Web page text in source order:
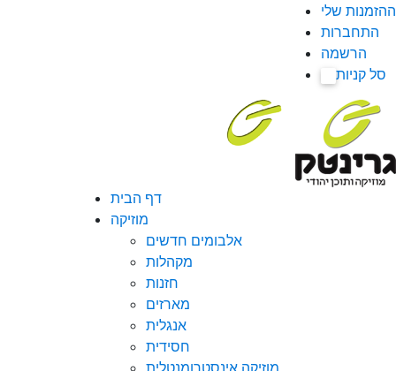
ההזמנות שלי
התחברות
הרשמה
סל קניות
דף הבית
מוזיקה
אלבומים חדשים
מקהלות
חזנות
מארזים
אנגלית
חסידית
מוזיקה אינסטרומנטלית